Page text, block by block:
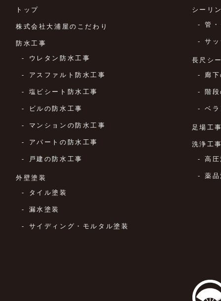
トップ
株式会社大浦屋のこだわり
防水工事
ウレタン防水工事
アスファルト防水工事
塩ビシート防水工事
ビルの防水工事
マンションの防水工事
アパートの防水工事
戸建の防水工事
外壁塗装
タイル塗装
漏水塗装
サイディング・モルタル塗装
シーリ
管
サ
長尺シ
廊
階
ベ
足場工
洗浄工
高
薬